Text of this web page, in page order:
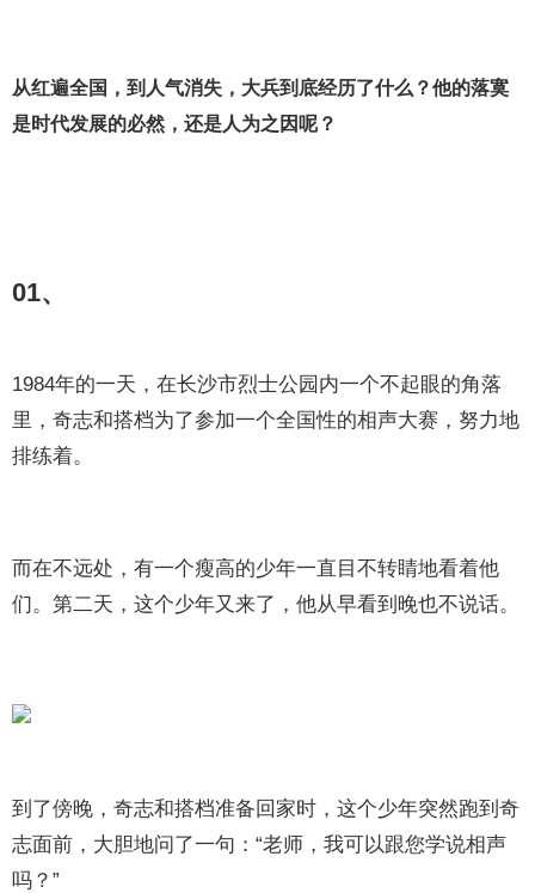
从红遍全国，到人气消失，大兵到底经历了什么？他的落寞
是时代发展的必然，还是人为之因呢？
01、
1984年的一天，在长沙市烈士公园内一个不起眼的角落
里，奇志和搭档为了参加一个全国性的相声大赛，努力地
排练着。
而在不远处，有一个瘦高的少年一直目不转睛地看着他
们。第二天，这个少年又来了，他从早看到晚也不说话。
到了傍晚，奇志和搭档准备回家时，这个少年突然跑到奇
志面前，大胆地问了一句：“老师，我可以跟您学说相声
吗？”